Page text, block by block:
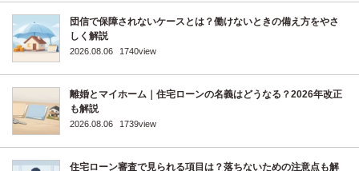
団信で保障されないケースとは？働けないときの備え方をやさ
しく解説
2026.08.06 1740view
離婚とマイホーム｜住宅ローンの名義はどうなる？2026年改正
も解説
2026.08.06 1739view
住宅ローン審査で見られる項目は？落ちないための注意点も解